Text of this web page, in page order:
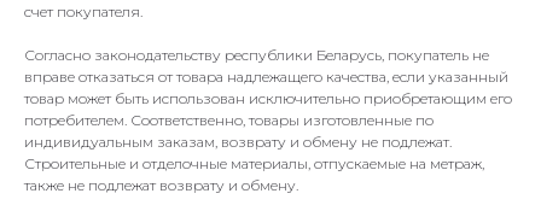
счет покупателя.
Согласно законодательству республики Беларусь, покупатель не
вправе отказаться от товара надлежащего качества, если указанный
товар может быть использован исключительно приобретающим его
потребителем. Соответственно, товары изготовленные по
индивидуальным заказам, возврату и обмену не подлежат.
Строительные и отделочные материалы, отпускаемые на метраж,
также не подлежат возврату и обмену.